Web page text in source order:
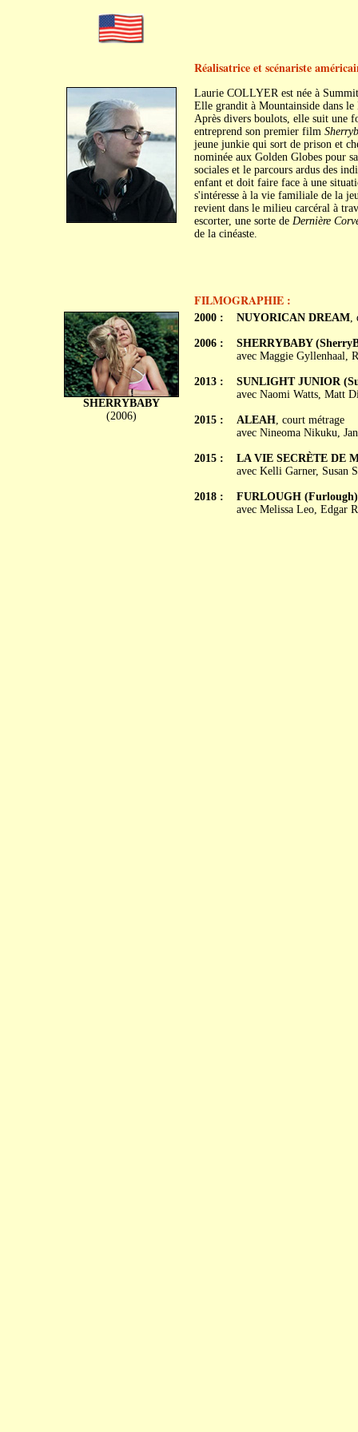
Réalisatrice et scénariste
Laurie COLLYER est née à
Elle grandit à Mountainside dans
Après divers boulots, elle suit une
entreprend son premier film
jeune junkie qui sort de prison et
nominée aux Golden Globes pour
sociales et le parcours ardus des
enfant et doit faire face à une
s'intéresse à la vie familiale de la
revient dans le milieu carcéral à
escorter, une sorte de Dernière
de la cinéaste.
FILMOGRAPHIE :
SHERRYBABY
(2006)
2000 :
2006 :
2013 :
2015 :
2015 :
2018 :
NUYORICAN DREAM,
SHERRYBABY
avec Maggie Gyllenhaal,
SUNLIGHT JUNIOR
avec Naomi Watts, Matt
ALEAH, court métrage
avec Nineoma Nikuku,
LA VIE SECRÈTE DE
avec Kelli Garner, Susan
FURLOUGH (Furlough)
avec Melissa Leo, Edgar